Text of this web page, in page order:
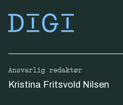
Ansvarlig redaktør
Kristina Fritsvold Nilsen